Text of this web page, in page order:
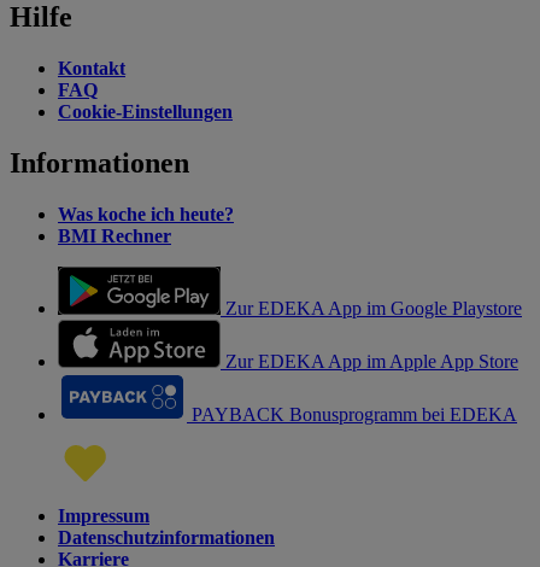
Hilfe
Kontakt
FAQ
Cookie-Einstellungen
Informationen
Was koche ich heute?
BMI Rechner
Zur EDEKA App im Google Playstore
Zur EDEKA App im Apple App Store
PAYBACK Bonusprogramm bei EDEKA
Impressum
Datenschutzinformationen
Karriere